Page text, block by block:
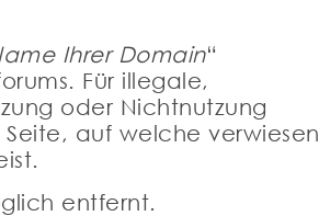
Ihrer Domain“
Für illegale,
oder Nichtnutzung
auf welche verwiesen
entfernt.